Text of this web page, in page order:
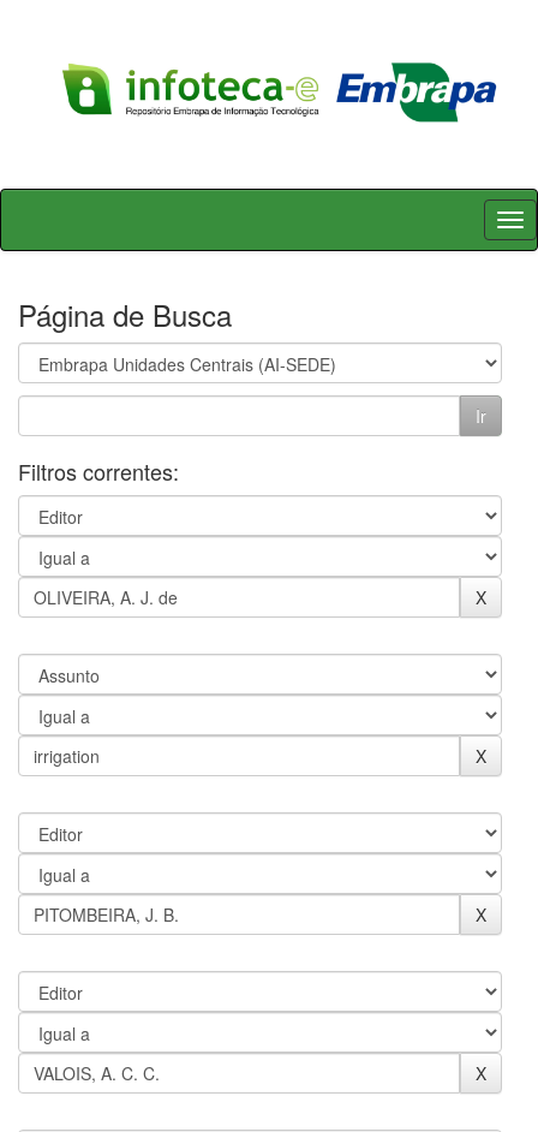
Skip
Página de Busca
Filtros correntes: